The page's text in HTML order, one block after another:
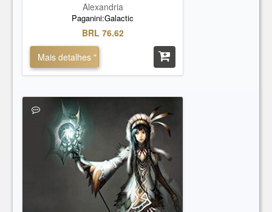
Alexandria
Paganini:Galactic
BRL 76.62
Mais detalhes "